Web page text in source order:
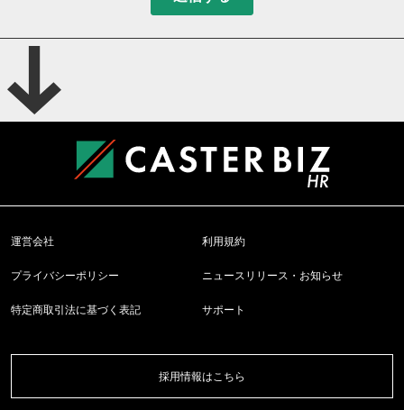
運営会社 利用規約
プライバシーポリシー ニュースリリース・お知らせ
特定商取引法に基づく表記 サポート
採用情報はこちら